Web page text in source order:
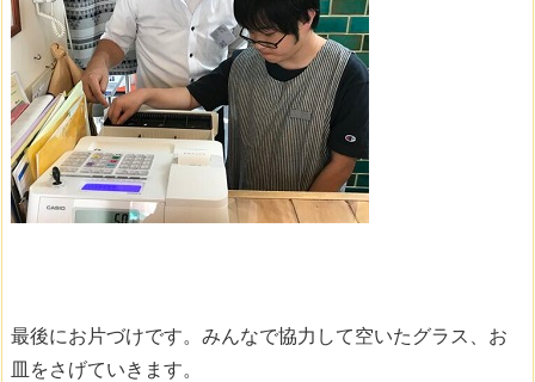
最後にお片づけです。みんなで協力して空いたグラス、お
皿をさげていきます。